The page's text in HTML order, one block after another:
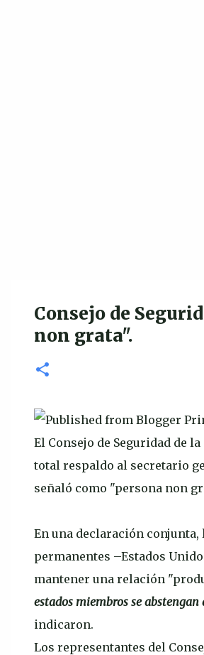
Consejo de
non grata".
El Consejo de Seguridad de
total respaldo al secretario
señaló como "persona non
En una declaración
permanentes –Estados
mantener una relación
estados miembros se abstengan
indicaron.
Los representantes del